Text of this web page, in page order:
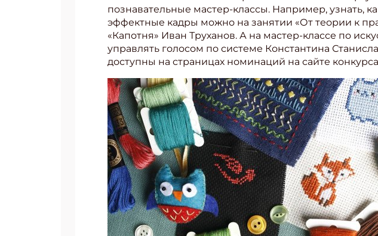
познавательные мастер-классы. Например, узнать,
эффектные кадры можно на занятии «От теории к
«Капотня» Иван Труханов. А на мастер-классе по
управлять голосом по системе Константина
доступны на страницах номинаций на сайте